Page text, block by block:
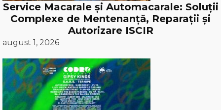
Service Macarale și Automacarale: Soluții
Complexe de Mentenanță, Reparații și
Autorizare ISCIR
august 1, 2026